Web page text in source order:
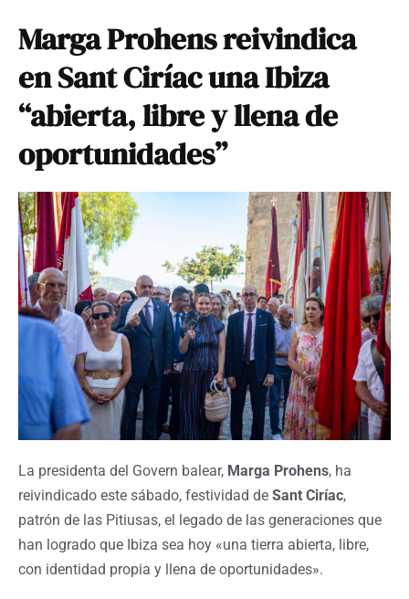
Marga Prohens reivindica
en Sant Ciríac una Ibiza
“abierta, libre y llena de
oportunidades”
La presidenta del Govern balear, Marga Prohens, ha
reivindicado este sábado, festividad de Sant Ciríac,
patrón de las Pitiusas, el legado de las generaciones que
han logrado que Ibiza sea hoy «una tierra abierta, libre,
con identidad propia y llena de oportunidades».